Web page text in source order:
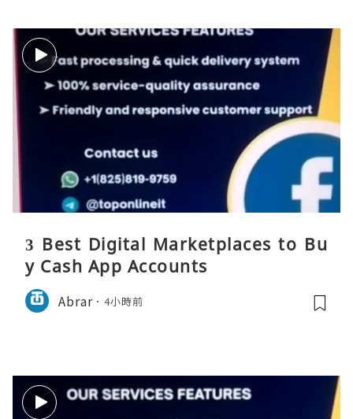
3 Best Digital Marketplaces to Bu
y Cash App Accounts
Abrar 4小時前